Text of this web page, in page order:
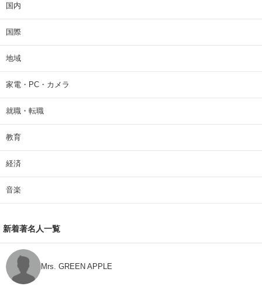
国内
国際
地域
家電・PC・カメラ
就職・転職
教育
経済
音楽
新着著名人一覧
Mrs. GREEN APPLE